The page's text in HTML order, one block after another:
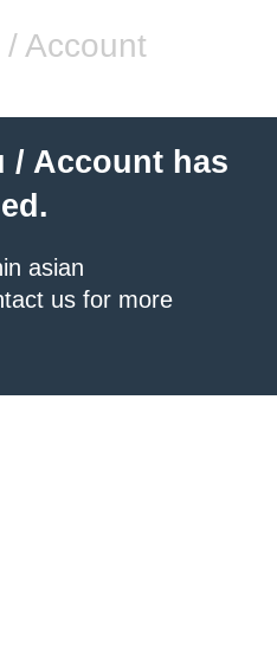
Account
Account has
asian
us for more